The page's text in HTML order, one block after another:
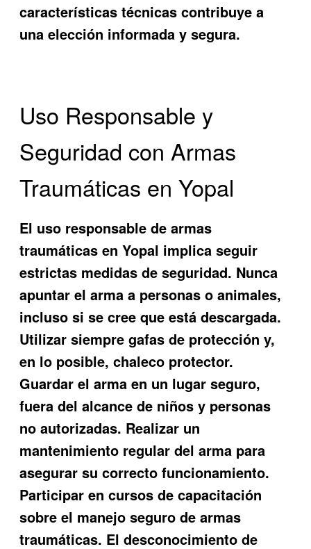
características técnicas contribuye a
una elección informada y segura.
Uso Responsable y
Seguridad con Armas
Traumáticas en Yopal
El uso responsable de armas
traumáticas en Yopal implica seguir
estrictas medidas de seguridad. Nunca
apuntar el arma a personas o animales,
incluso si se cree que está descargada.
Utilizar siempre gafas de protección y,
en lo posible, chaleco protector.
Guardar el arma en un lugar seguro,
fuera del alcance de niños y personas
no autorizadas. Realizar un
mantenimiento regular del arma para
asegurar su correcto funcionamiento.
Participar en cursos de capacitación
sobre el manejo seguro de armas
traumáticas. El desconocimiento de